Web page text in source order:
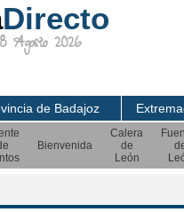
Directo
8 Agosto 2026
de Badajoz
Bienvenida
Calera
de
León